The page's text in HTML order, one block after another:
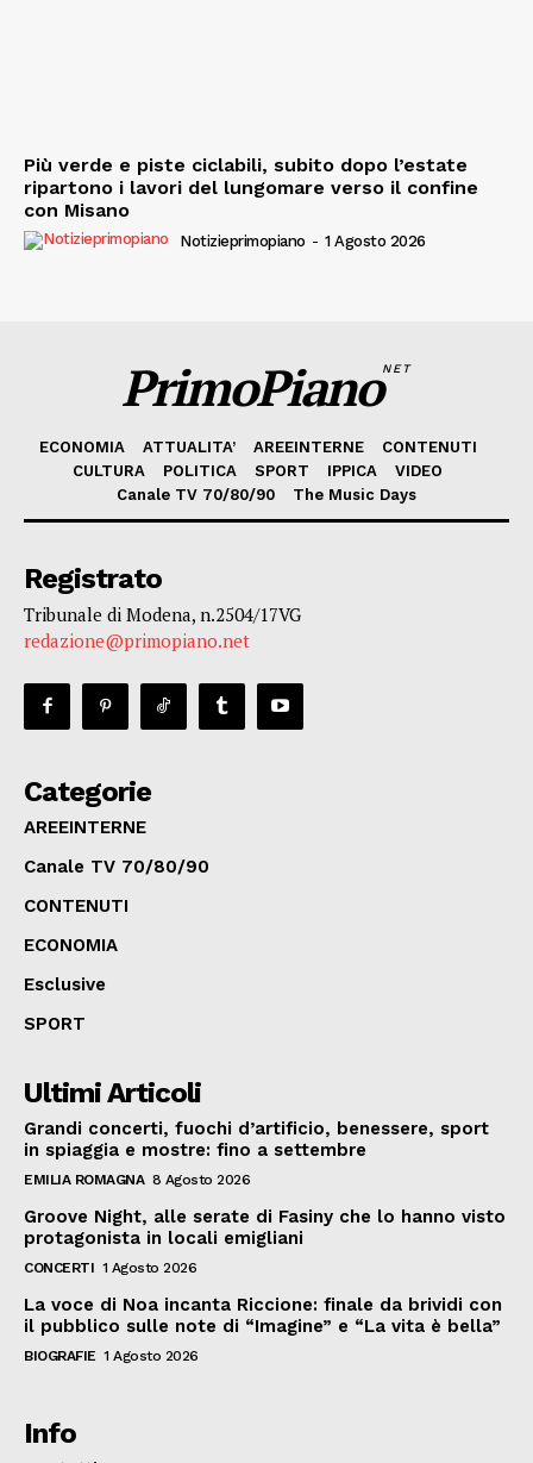
Più verde e piste ciclabili, subito dopo l’estate
ripartono i lavori del lungomare verso il confine
con Misano
Notizieprimopiano - 1 Agosto 2026
PrimoPianoNET
ECONOMIA ATTUALITA’ AREEINTERNE
CONTENUTI
CULTURA
POLITICA SPORT IPPICA
VIDEO
Canale TV 70/80/90
The Music Days
Registrato
Tribunale di Modena, n.2504/17VG
redazione@primopiano.net
Categorie
AREEINTERNE
Canale TV 70/80/90
CONTENUTI
ECONOMIA
Esclusive
SPORT
Ultimi Articoli
Grandi concerti, fuochi d’artificio, benessere, sport
in spiaggia e mostre: fino a settembre
EMILIA ROMAGNA 8 Agosto 2026
Groove Night, alle serate di Fasiny che lo hanno visto
protagonista in locali emigliani
CONCERTI 1 Agosto 2026
La voce di Noa incanta Riccione: finale da brividi con
il pubblico sulle note di “Imagine” e “La vita è bella”
BIOGRAFIE 1 Agosto 2026
Info